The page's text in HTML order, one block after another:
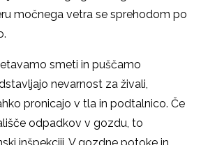
močnega vetra se sprehodom po
smeti in puščamo
nevarnost za živali,
pronicajo v tla in podtalnico. Če
odpadkov v gozdu, to